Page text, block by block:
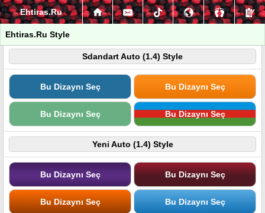
Ehtiras.Ru
Ehtiras.Ru Style
Sdandart Auto (1.4) Style
Bu Dizaynı Seç Bu Dizaynı Seç
Bu Dizaynı Seç Bu Dizaynı Seç
Yeni Auto (1.4) Style
Bu Dizaynı Seç Bu Dizaynı Seç
Bu Dizaynı Seç Bu Dizaynı Seç